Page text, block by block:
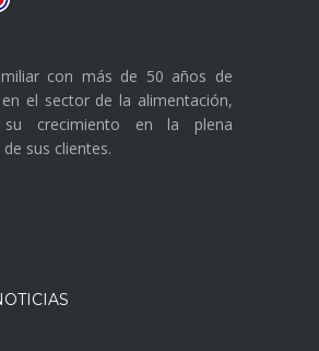
con más de 50 años de
en el sector de la alimentación,
crecimiento en la plena
sus clientes.